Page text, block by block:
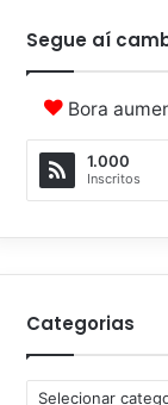
Segue aí
Bora
1.000
Inscritos
Categorias